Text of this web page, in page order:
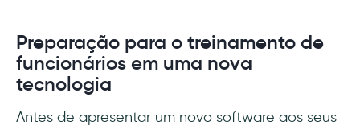
Preparação para o treinamento de
funcionários em uma nova
tecnologia
Antes de apresentar um novo software aos seus